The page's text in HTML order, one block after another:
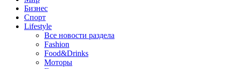
Бизнес
Спорт
Lifestyle
Все новости раздела
Fashion
Food&Drinks
Моторы